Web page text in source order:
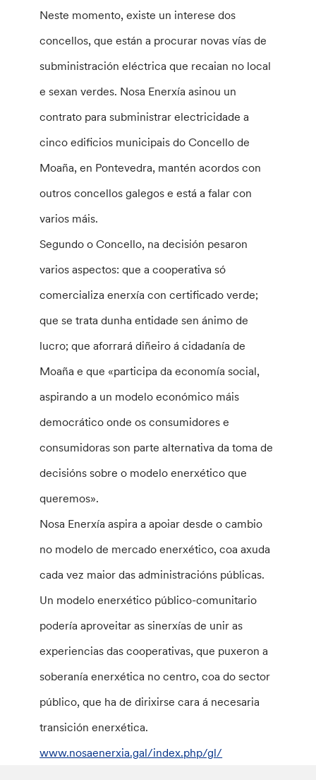
Neste momento, existe un interese dos
concellos, que están a procurar novas vías de
subministración eléctrica que recaian no local
e sexan verdes. Nosa Enerxía asinou un
contrato para subministrar electricidade a
cinco edificios municipais do Concello de
Moaña, en Pontevedra, mantén acordos con
outros concellos galegos e está a falar con
varios máis.
Segundo o Concello, na decisión pesaron
varios aspectos: que a cooperativa só
comercializa enerxía con certificado verde;
que se trata dunha entidade sen ánimo de
lucro; que aforrará diñeiro á cidadanía de
Moaña e que «participa da economía social,
aspirando a un modelo económico máis
democrático onde os consumidores e
consumidoras son parte alternativa da toma de
decisións sobre o modelo enerxético que
queremos».
Nosa Enerxía aspira a apoiar desde o cambio
no modelo de mercado enerxético, coa axuda
cada vez maior das administracións públicas.
Un modelo enerxético público-comunitario
podería aproveitar as sinerxías de unir as
experiencias das cooperativas, que puxeron a
soberanía enerxética no centro, coa do sector
público, que ha de dirixirse cara á necesaria
transición enerxética.
www.nosaenerxia.gal/index.php/gl/